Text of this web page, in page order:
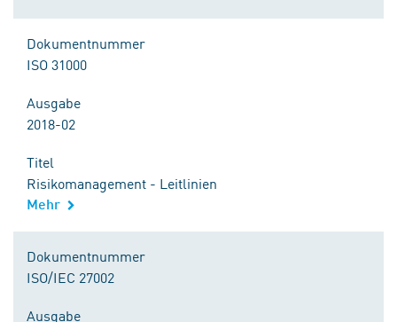
Dokumentnummer
ISO 31000
Ausgabe
2018-02
Titel
Risikomanagement - Leitlinien
Mehr
Dokumentnummer
ISO/IEC 27002
Ausgabe